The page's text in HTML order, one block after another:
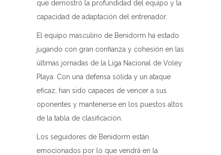
que demostró la profundidad del equipo y la
capacidad de adaptación del entrenador.
El equipo masculino de Benidorm ha estado
jugando con gran confianza y cohesión en las
últimas jornadas de la Liga Nacional de Voley
Playa. Con una defensa sólida y un ataque
eficaz, han sido capaces de vencer a sus
oponentes y mantenerse en los puestos altos
de la tabla de clasificación.
Los seguidores de Benidorm están
emocionados por lo que vendrá en la